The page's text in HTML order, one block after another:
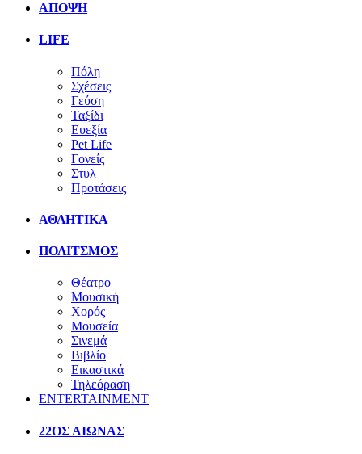
ΑΠΟΨΗ
LIFE
Πόλη
Σχέσεις
Γεύση
Ταξίδι
Ευεξία
Pet Life
Γονείς
Στυλ
Προτάσεις
ΑΘΛΗΤΙΚΑ
ΠΟΛΙΤΣΜΟΣ
Θέατρο
Μουσική
Χορός
Μουσεία
Σινεμά
Βιβλίο
Εικαστικά
Τηλεόραση
ENTERTAINMENT
22ΟΣ ΑΙΩΝΑΣ